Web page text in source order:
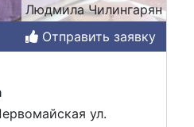
Людмила Чилингарян
Отправить заявку
ул.